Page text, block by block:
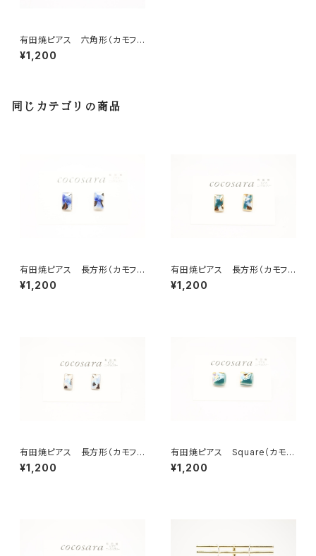
有田焼ピアス 六角形（カモフ
ラ）3
¥1,200
同じカテゴリの商品
有田焼ピアス 長方形（カモフ
ラ）3
¥1,200
有田焼ピアス 長方形（カモフ
ラ）2
¥1,200
有田焼ピアス 長方形（カモフ
ラ）1
¥1,200
有田焼ピアス Square（カモフ
ラ）10
¥1,200